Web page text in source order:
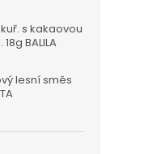
s kakaovou
BALILA
lesní směs